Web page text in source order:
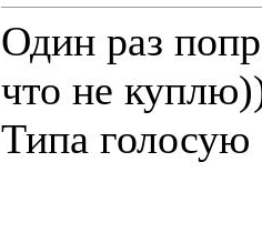
Один раз
что не
Типа